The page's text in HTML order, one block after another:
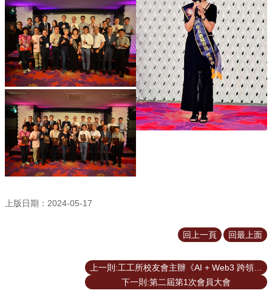
學
管
道
學
生
專
區
公
告
與
訊
息
友
上版日期：2024-05-17
回上一頁 回最上面
下一則:第二屆第1次會員大會